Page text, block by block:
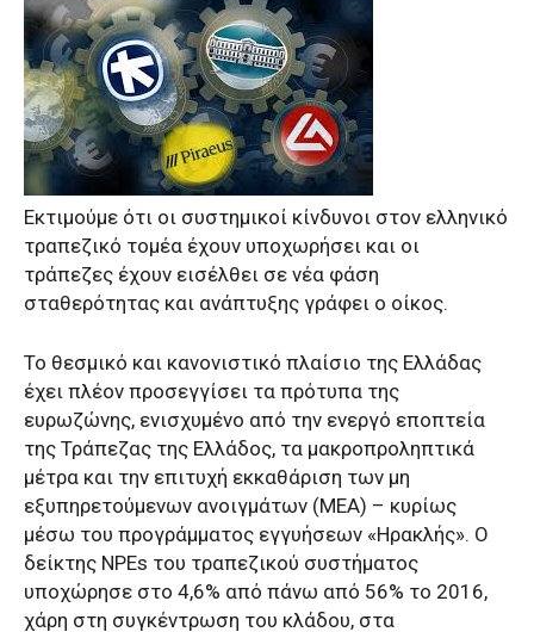
Εκτιμούμε ότι οι συστημικοί κίνδυνοι στον ελληνικό
τραπεζικό τομέα έχουν υποχωρήσει και οι
τράπεζες έχουν εισέλθει σε νέα φάση
σταθερότητας και ανάπτυξης γράφει ο οίκος.
Το θεσμικό και κανονιστικό πλαίσιο της Ελλάδας
έχει πλέον προσεγγίσει τα πρότυπα της
ευρωζώνης, ενισχυμένο από την ενεργό εποπτεία
της Τράπεζας της Ελλάδος, τα μακροπροληπτικά
μέτρα και την επιτυχή εκκαθάριση των μη
εξυπηρετούμενων ανοιγμάτων (ΜΕΑ) – κυρίως
μέσω του προγράμματος εγγυήσεων «Ηρακλής». Ο
δείκτης NPEs του τραπεζικού συστήματος
υποχώρησε στο 4,6% από πάνω από 56% το 2016,
χάρη στη συγκέντρωση του κλάδου, στα